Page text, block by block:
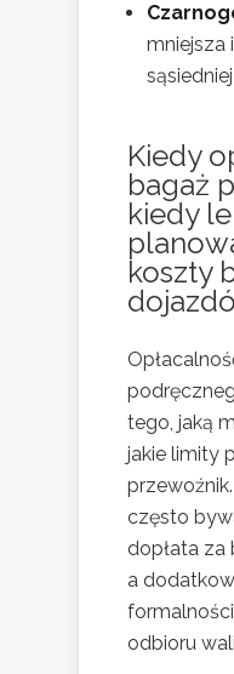
mniejsza
Kiedy
bagaż
kiedy
koszty
tego, jaką
jakie limity
często
dopłata za
a
odbioru